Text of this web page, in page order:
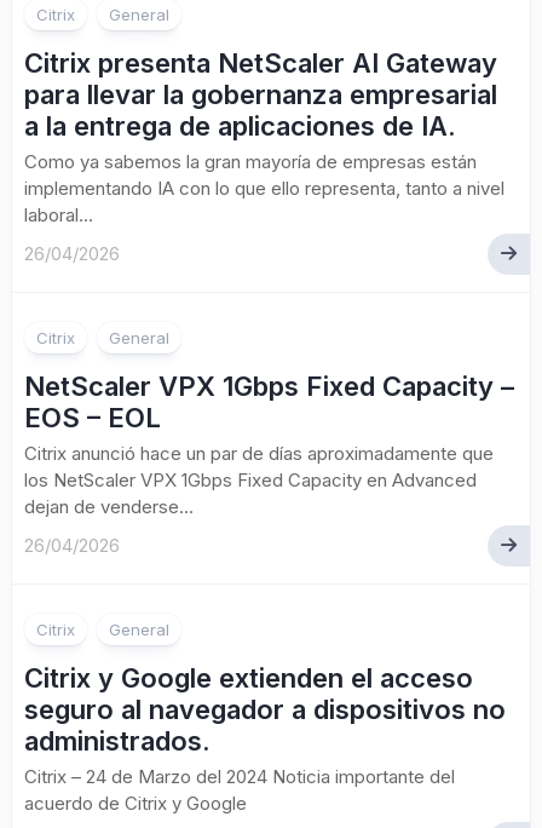
Citrix General
Citrix presenta NetScaler AI Gateway
para llevar la gobernanza empresarial
a la entrega de aplicaciones de IA.
Como ya sabemos la gran mayoría de empresas están
implementando IA con lo que ello representa, tanto a nivel
laboral...
26/04/2026
Citrix General
NetScaler VPX 1Gbps Fixed Capacity –
EOS – EOL
Citrix anunció hace un par de días aproximadamente que
los NetScaler VPX 1Gbps Fixed Capacity en Advanced
dejan de venderse...
26/04/2026
Citrix General
Citrix y Google extienden el acceso
seguro al navegador a dispositivos no
administrados.
Citrix – 24 de Marzo del 2024 Noticia importante del
acuerdo de Citrix y Google